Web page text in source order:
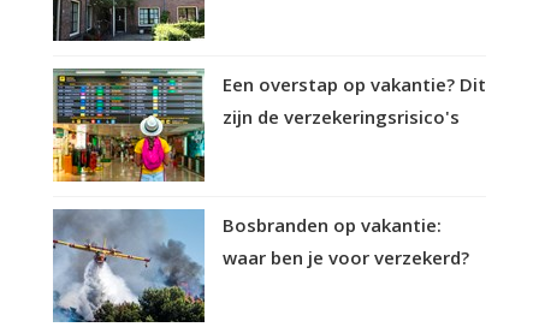
Een overstap op vakantie? Dit
zijn de verzekeringsrisico's
Bosbranden op vakantie:
waar ben je voor verzekerd?